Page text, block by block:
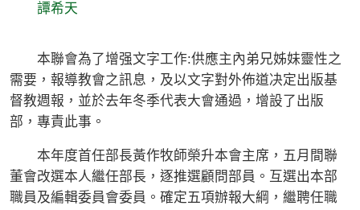
譚希天
本聯會為了增强文字工作:供應主內弟兄姊妹靈性之
需要，報導教會之訊息，及以文字對外佈道决定出版基
督教週報，並於去年冬季代表大會通過，增設了出版
部，專責此事。
本年度首任部長黃作牧師榮升本會主席，五月間聯
董會改選本人繼任部長，逐推選顧問部員。互選出本部
職員及編輯委員會委員。確定五項辦報大綱，繼聘任職